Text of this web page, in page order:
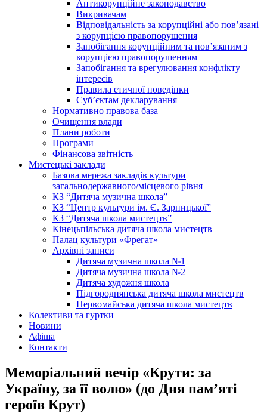
Антикорупційне законодавство
Викривачам
Відповідальність за корупційні або пов’язані
з корупцією правопорушення
Запобігання корупційним та пов’язаним з
корупцією правопорушенням
Запобігання та врегулювання конфлікту
інтересів
Правила етичної поведінки
Суб’єктам декларування
Нормативно правова база
Очищення влади
Плани роботи
Програми
Фінансова звітність
Мистецькі заклади
Базова мережа закладів культури
загальнодержавного/місцевого рівня
КЗ “Дитяча музична школа”
КЗ “Центр культури ім. Є. Зарницької”
КЗ “Дитяча школа мистецтв”
Кінецьпільська дитяча школа мистецтв
Палац культури «Фрегат»
Архівні записи
Дитяча музична школа №1
Дитяча музична школа №2
Дитяча художня школа
Підгороднянська дитяча школа мистецтв
Первомайська дитяча школа мистецтв
Колективи та гуртки
Новини
Афіша
Контакти
Меморіальний вечір «Крути: за
Україну, за її волю» (до Дня пам’яті
героїв Крут)